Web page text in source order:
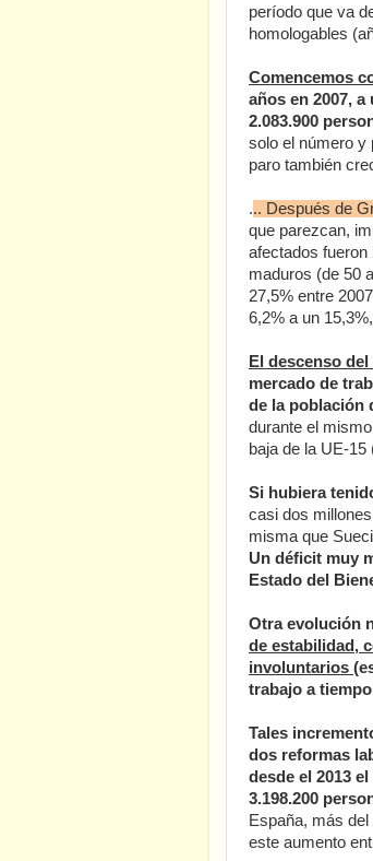
período que va
homologables
Comencemos
años en 2007,
2.083.900
solo el número y
paro también
... Después de
que parezcan,
afectados
maduros (de 50
27,5% entre
6,2% a un
El descenso
mercado de
de la población
durante el
baja de la UE-
Si hubiera
casi dos
misma que
Un déficit muy
Estado del
Otra evolución
de estabilidad,
involuntarios
trabajo a
Tales
dos reformas
desde el 2013
3.198.200
España, más
este aumento